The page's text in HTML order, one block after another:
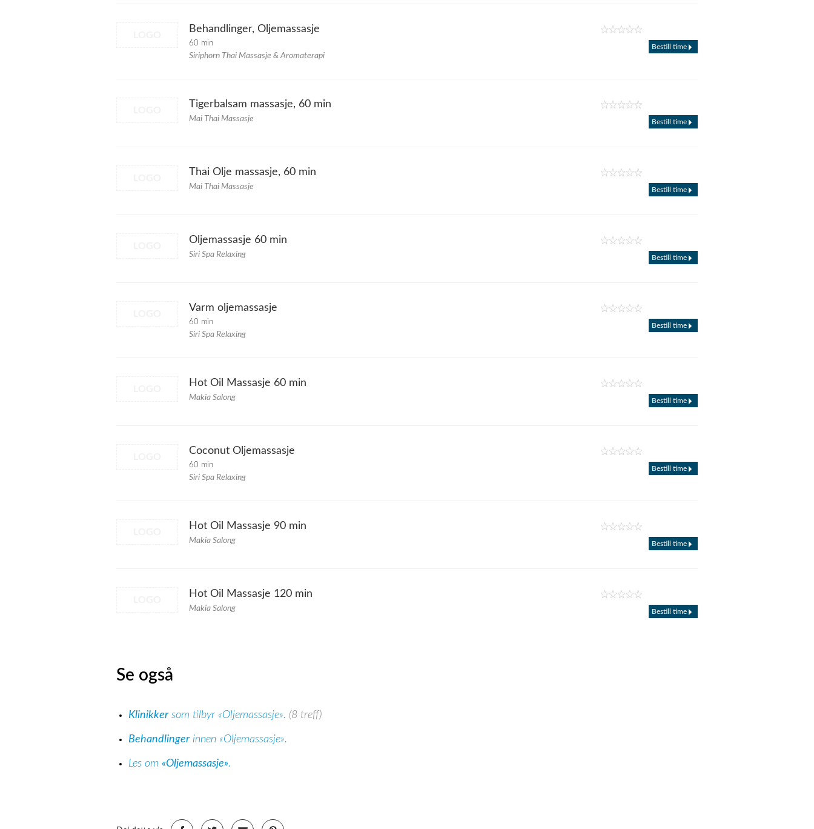
Behandlinger, Oljemassasje
60 min
Siriphorn Thai Massasje & Aromaterapi
Bestill time
Tigerbalsam massasje, 60 min
Mai Thai Massasje Bestill time
Thai Olje massasje, 60 min
Mai Thai Massasje Bestill time
Oljemassasje 60 min
Siri Spa Relaxing Bestill time
Varm oljemassasje
60 min
Siri Spa Relaxing
Bestill time
Hot Oil Massasje 60 min
Makia Salong Bestill time
Coconut Oljemassasje
60 min
Siri Spa Relaxing
Bestill time
Hot Oil Massasje 90 min
Makia Salong Bestill time
Hot Oil Massasje 120 min
Makia Salong Bestill time
Se også
Klinikkersom tilbyr «Oljemassasje». (8 treff)
Behandlingerinnen «Oljemassasje».
Les om «Oljemassasje».